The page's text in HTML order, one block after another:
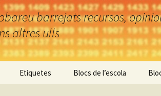
barrejats recursos,
altres ulls
Etiquetes Blocs de l’escola